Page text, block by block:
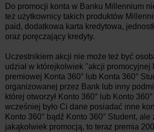
Do promocji konta w Banku Millennium
też użytkownicy takich produktów
paid, dodatkowa karta kredytowa,
oraz poręczający kredyty.
Uczestnikiem akcji nie może też być
udział w którejkolwiek "akcji promocyjnej
premiowej Konta 360° lub Konta 360°
organizowanej przez Bank lub inny
której otworzył Konto 360° lub Konto
wcześniej było Ci dane posiadać inne
Konto 360° bądź Konto 360° Student, ale
jakąkolwiek promocją, to teraz premia